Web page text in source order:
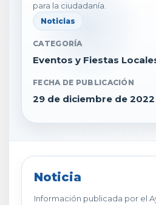
para la ciudadanía.
Noticias
CATEGORÍA
Eventos y Fiestas
FECHA DE PUBLICACIÓN
29 de diciembre de 2022
Noticia
Información publicada por el